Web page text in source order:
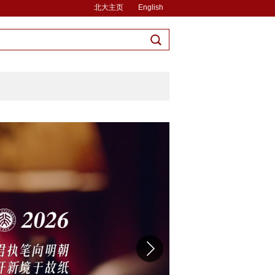
北大主页 English